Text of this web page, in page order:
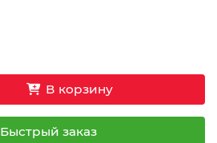
В корзину
Быстрый заказ